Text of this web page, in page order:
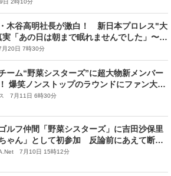
日 2時10分
木谷高明社長が激白！ 新日本プロレス"大
「あの日は朝まで眠れませんでした」〜プ
げた14年間の誇りと苦渋〜
20日 7時30分
ーム“野菜シスターズ”に超大物新メンバー
爆笑ノンストップのラウンドにファン大興
7月11日 6時30分
ルフ仲間「野菜シスターズ」に吉田沙保里
ゃん」として初参加 反論前にあえて断言
菜」です！
7月10日 15時12分